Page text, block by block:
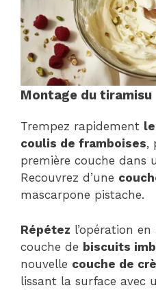
Montage du tiramisu
Trempez rapidement
coulis de framboises,
première couche dans
Recouvrez d’une
mascarpone pistache.
Répétez l’opération
couche de biscuits
nouvelle couche de
lissant la surface avec